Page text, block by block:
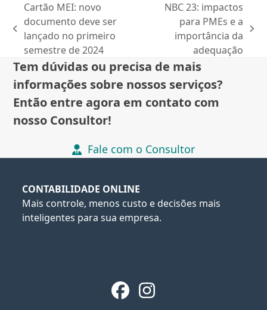
previous
post:
Cartão MEI: novo
documento deve ser
lançado no primeiro
semestre de 2024
NBC 23: impactos
para PMEs e a
importância da
adequação
Tem dúvidas ou precisa de mais
informações sobre nossos serviços?
Então entre agora em contato com
nosso Consultor!
Fale com o Consultor
CONTABILIDADE ONLINE
Mais controle, menos custo e decisões mais
inteligentes para sua empresa.
Facebook
Instagram